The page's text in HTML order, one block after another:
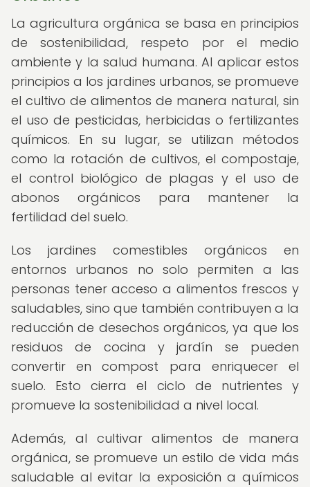
La agricultura orgánica se basa en principios
de sostenibilidad, respeto por el medio
ambiente y la salud humana. Al aplicar estos
principios a los jardines urbanos, se promueve
el cultivo de alimentos de manera natural, sin
el uso de pesticidas, herbicidas o fertilizantes
químicos. En su lugar, se utilizan métodos
como la rotación de cultivos, el compostaje,
el control biológico de plagas y el uso de
abonos orgánicos para mantener la
fertilidad del suelo.
Los jardines comestibles orgánicos en
entornos urbanos no solo permiten a las
personas tener acceso a alimentos frescos y
saludables, sino que también contribuyen a la
reducción de desechos orgánicos, ya que los
residuos de cocina y jardín se pueden
convertir en compost para enriquecer el
suelo. Esto cierra el ciclo de nutrientes y
promueve la sostenibilidad a nivel local.
Además, al cultivar alimentos de manera
orgánica, se promueve un estilo de vida más
saludable al evitar la exposición a químicos